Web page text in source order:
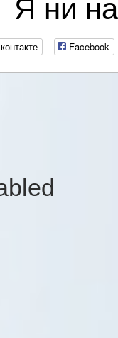
Я ни
Facebook